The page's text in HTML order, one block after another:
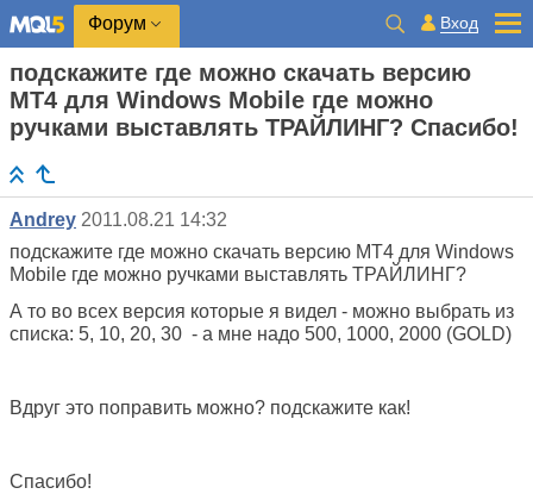
Форум Вход
подскажите где можно скачать версию
MT4 для Windows Mobile где можно
ручками выставлять ТРАЙЛИНГ? Спасибо!
Andrey 2011.08.21 14:32
подскажите где можно скачать версию MT4 для Windows
Mobile где можно ручками выставлять ТРАЙЛИНГ?
А то во всех версия которые я видел - можно выбрать из
списка: 5, 10, 20, 30 - а мне надо 500, 1000, 2000 (GOLD)
Вдруг это поправить можно? подскажите как!
Спасибо!